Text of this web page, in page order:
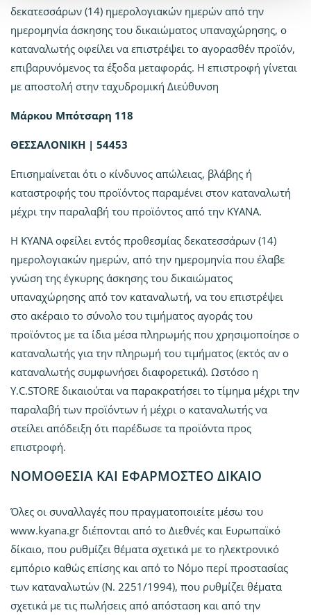
δεκατεσσάρων (14) ημερολογιακών ημερών από την
ημερομηνία άσκησης του δικαιώματος υπαναχώρησης, ο
καταναλωτής οφείλει να επιστρέψει το αγορασθέν προϊόν,
επιβαρυνόμενος τα έξοδα μεταφοράς. Η επιστροφή γίνεται
με αποστολή στην ταχυδρομική Διεύθυνση
Μάρκου Μπότσαρη 118
ΘΕΣΣΑΛΟΝΙΚΗ | 54453
Επισημαίνεται ότι ο κίνδυνος απώλειας, βλάβης ή
καταστροφής του προϊόντος παραμένει στον καταναλωτή
μέχρι την παραλαβή του προϊόντος από την KYANA.
Η KYANA οφείλει εντός προθεσμίας δεκατεσσάρων (14)
ημερολογιακών ημερών, από την ημερομηνία που έλαβε
γνώση της έγκυρης άσκησης του δικαιώματος
υπαναχώρησης από τον καταναλωτή, να του επιστρέψει
στο ακέραιο το σύνολο του τιμήματος αγοράς του
προϊόντος με τα ίδια μέσα πληρωμής που χρησιμοποίησε ο
καταναλωτής για την πληρωμή του τιμήματος (εκτός αν ο
καταναλωτής συμφωνήσει διαφορετικά). Ωστόσο η
Y.C.STORE δικαιούται να παρακρατήσει το τίμημα μέχρι την
παραλαβή των προϊόντων ή μέχρι ο καταναλωτής να
στείλει απόδειξη ότι παρέδωσε τα προϊόντα προς
επιστροφή.
ΝΟΜΟΘΕΣΙΑ ΚΑΙ ΕΦΑΡΜΟΣΤΕΟ ΔΙΚΑΙΟ
Όλες οι συναλλαγές που πραγματοποιείτε μέσω του
www.kyana.gr διέπονται από το Διεθνές και Ευρωπαϊκό
δίκαιο, που ρυθμίζει θέματα σχετικά με το ηλεκτρονικό
εμπόριο καθώς επίσης και από το Νόμο περί προστασίας
των καταναλωτών (Ν. 2251/1994), που ρυθμίζει θέματα
σχετικά με τις πωλήσεις από απόσταση και από την